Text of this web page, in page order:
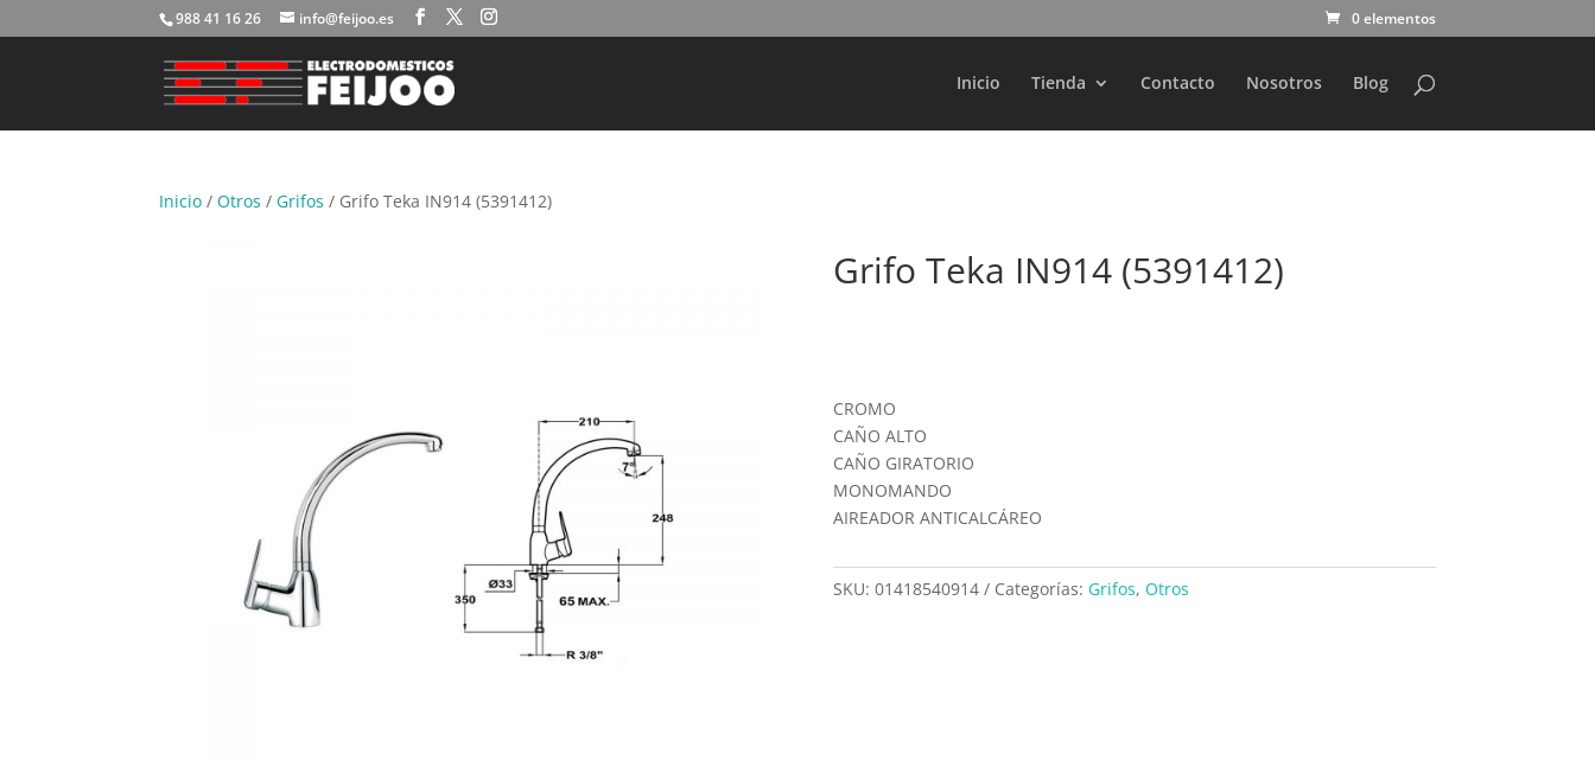
988 41 16 26 info@feijoo.es 0 elementos
Inicio Tienda Contacto Nosotros Blog
Búsqueda
productos
Inicio /Otros /Grifos / Grifo Teka IN914 (5391412)
Grifo Teka IN914 (5391412)
CROMO
CAÑO ALTO
CAÑO GIRATORIO
MONOMANDO
AIREADOR ANTICALCÁREO
SKU: 01418540914 Categorías: Grifos, Otros